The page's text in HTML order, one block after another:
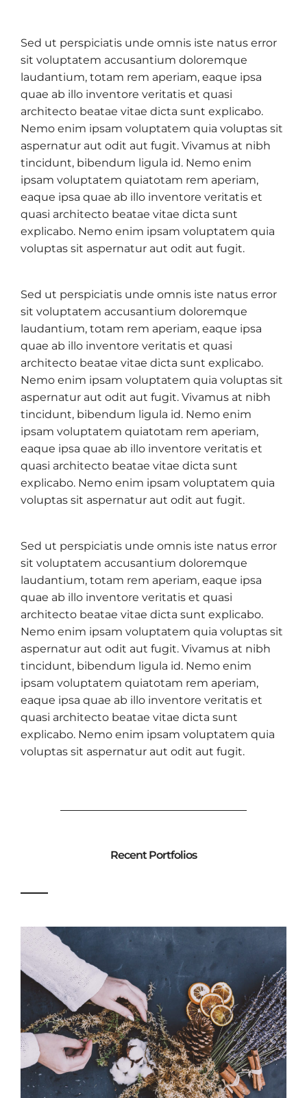
Sed ut perspiciatis unde omnis iste natus error
sit voluptatem accusantium doloremque
laudantium, totam rem aperiam, eaque ipsa
quae ab illo inventore veritatis et quasi
architecto beatae vitae dicta sunt explicabo.
Nemo enim ipsam voluptatem quia voluptas sit
aspernatur aut odit aut fugit. Vivamus at nibh
tincidunt, bibendum ligula id. Nemo enim
ipsam voluptatem quiatotam rem aperiam,
eaque ipsa quae ab illo inventore veritatis et
quasi architecto beatae vitae dicta sunt
explicabo. Nemo enim ipsam voluptatem quia
voluptas sit aspernatur aut odit aut fugit.
Sed ut perspiciatis unde omnis iste natus error
sit voluptatem accusantium doloremque
laudantium, totam rem aperiam, eaque ipsa
quae ab illo inventore veritatis et quasi
architecto beatae vitae dicta sunt explicabo.
Nemo enim ipsam voluptatem quia voluptas sit
aspernatur aut odit aut fugit. Vivamus at nibh
tincidunt, bibendum ligula id. Nemo enim
ipsam voluptatem quiatotam rem aperiam,
eaque ipsa quae ab illo inventore veritatis et
quasi architecto beatae vitae dicta sunt
explicabo. Nemo enim ipsam voluptatem quia
voluptas sit aspernatur aut odit aut fugit.
Sed ut perspiciatis unde omnis iste natus error
sit voluptatem accusantium doloremque
laudantium, totam rem aperiam, eaque ipsa
quae ab illo inventore veritatis et quasi
architecto beatae vitae dicta sunt explicabo.
Nemo enim ipsam voluptatem quia voluptas sit
aspernatur aut odit aut fugit. Vivamus at nibh
tincidunt, bibendum ligula id. Nemo enim
ipsam voluptatem quiatotam rem aperiam,
eaque ipsa quae ab illo inventore veritatis et
quasi architecto beatae vitae dicta sunt
explicabo. Nemo enim ipsam voluptatem quia
voluptas sit aspernatur aut odit aut fugit.
Recent Portfolios